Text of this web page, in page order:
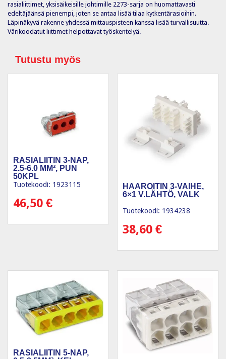
rasialiittimet, yksisäikeisille johtimille 2273-sarja on huomattavasti
edeltäjäänsä pienempi, joten se antaa lisää tilaa kytkentärasioihin.
Läpinäkyvä rakenne yhdessä mittauspisteen kanssa lisää turvallisuutta.
Värikoodatut liittimet helpottavat työskentelyä.
Tutustu myös
RASIALIITIN 3-NAP,
2.5-6.0 MM², PUN
50KPL
Tuotekoodi: 1923115
46,50 €
HAAROITIN 3-VAIHE,
6×1 V.LÄHTÖ, VALK
Tuotekoodi: 1934238
38,60€
RASIALIITIN 5-NAP,